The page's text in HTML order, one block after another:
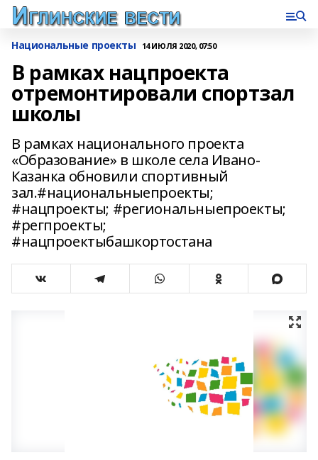
Национальные проекты 14 ИЮЛЯ 2020, 07:50
В рамках нацпроекта
отремонтировали спортзал
школы
В рамках национального проекта
«Образование» в школе села Ивано-
Казанка обновили спортивный
зал.#национальныепроекты;
#нацпроекты; #региональныепроекты;
#регпроекты;
#нацпроектыбашкортостана